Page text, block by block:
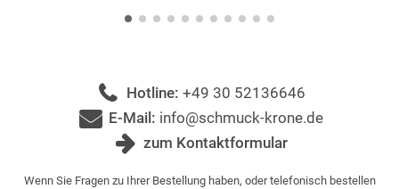
Hotline: +49 30 52136646
E-Mail: info@schmuck-krone.de
zum Kontaktformular
Wenn Sie Fragen zu Ihrer Bestellung haben, oder telefonisch bestellen